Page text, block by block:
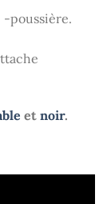
-poussière.
et noir.